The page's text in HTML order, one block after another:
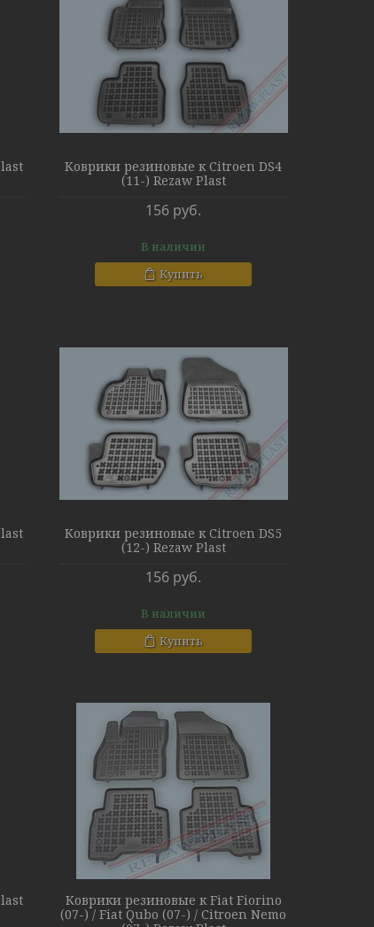
Коврики резиновые к Citroen DS4
(11-) Rezaw Plast
156 руб.
В наличии
Купить
Коврики резиновые к Citroen DS5
(12-) Rezaw Plast
156 руб.
В наличии
Купить
Коврики резиновые к Fiat Fiorino
(07-) / Fiat Qubo (07-) / Citroen Nemo